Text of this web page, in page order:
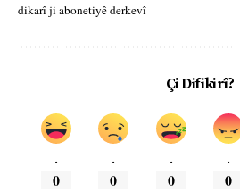
dikarî ji abonetiyê derkevî
Çi Difikirî?
.
0
.
0
.
0
.
0